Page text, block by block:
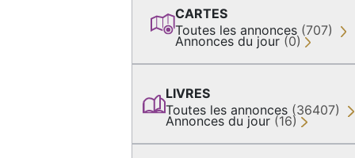
CARTES
Toutes les annonces (707)
Annonces du jour (0)
LIVRES
Toutes les annonces (36407)
Annonces du jour (16)